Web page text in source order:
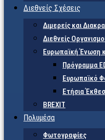
Διεθνείς Σχέσεις
Διμερείς και
Διεθνείς
Ευρωπαϊκή Ένωση
Πρόγραμμα
Ευρωπαϊκό
Ετήσια
BREXIT
Πολυμέσα
Φωτογραφίες